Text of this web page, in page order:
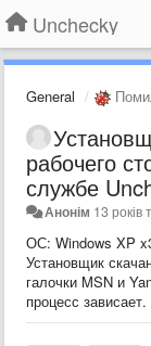
Unchecky
General
рабочего
службе
Анонім 13 років
ОС: Windows XP
Установщик
галочки MSN и
процесс зависает.